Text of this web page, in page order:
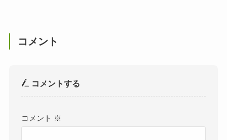
コメント
コメントする
コメント ※